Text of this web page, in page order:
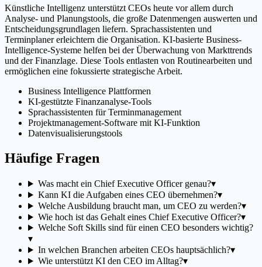
Künstliche Intelligenz unterstützt CEOs heute vor allem durch
Analyse- und Planungstools, die große Datenmengen auswerten und
Entscheidungsgrundlagen liefern. Sprachassistenten und
Terminplaner erleichtern die Organisation. KI-basierte Business-
Intelligence-Systeme helfen bei der Überwachung von Markttrends
und der Finanzlage. Diese Tools entlasten von Routinearbeiten und
ermöglichen eine fokussierte strategische Arbeit.
Business Intelligence Plattformen
KI-gestützte Finanzanalyse-Tools
Sprachassistenten für Terminmanagement
Projektmanagement-Software mit KI-Funktion
Datenvisualisierungstools
Häufige Fragen
Was macht ein Chief Executive Officer genau?▾
Kann KI die Aufgaben eines CEO übernehmen?▾
Welche Ausbildung braucht man, um CEO zu werden?▾
Wie hoch ist das Gehalt eines Chief Executive Officer?▾
Welche Soft Skills sind für einen CEO besonders wichtig?
▾
In welchen Branchen arbeiten CEOs hauptsächlich?▾
Wie unterstützt KI den CEO im Alltag?▾